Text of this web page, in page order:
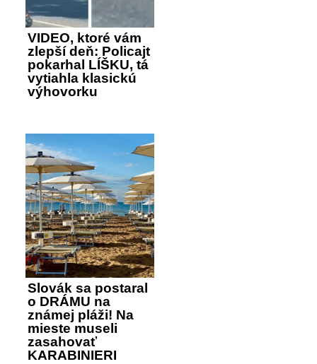
VIDEO, ktoré vám
zlepší deň: Policajt
pokarhal LÍŠKU, tá
vytiahla klasickú
výhovorku
Slovák sa postaral
o DRÁMU na
známej pláži! Na
mieste museli
zasahovať
KARABINIERI